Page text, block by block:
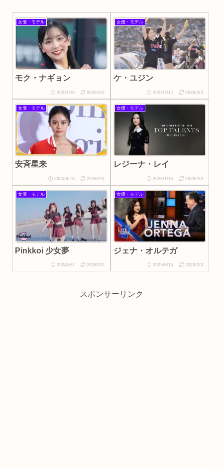
女優・モデル
モク・ナギョン
2025/7/9 2026/2/3
女優・モデル
ケ・ユジン
2025/7/11 2026/2/3
女優・モデル
安斉星来
2025/6/13 2026/2/3
女優・モデル
レジーナ・レイ
2026/1/15 2026/2/3
女優・モデル
Pinkkoi 少女夢
2024/6/7 2026/2/3
女優・モデル
ジェナ・オルテガ
2025/6/15 2026/2/3
スポンサーリンク